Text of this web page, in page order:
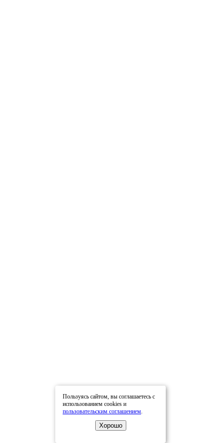
Пользуясь сайтом, вы соглашаетесь с
использованием cookies и
пользовательским соглашением.
Хорошо